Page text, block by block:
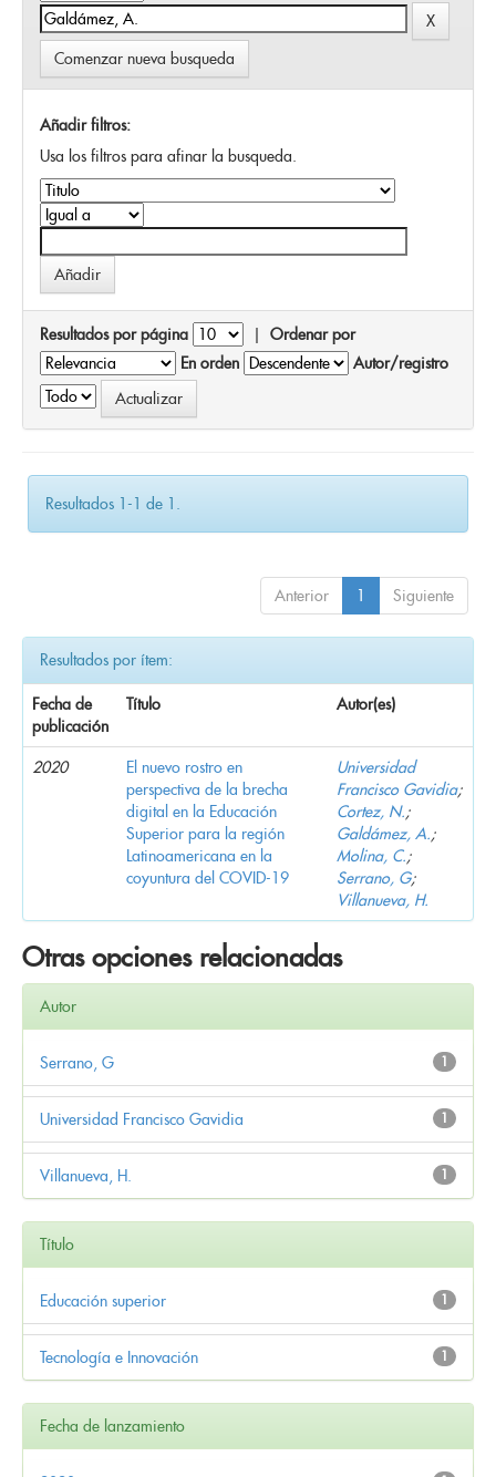
Comenzar nueva busqueda
Añadir filtros:
Usa los filtros para afinar la busqueda.
Resultados por página | Ordenar por
En orden
Autor/registro
Resultados 1-1 de 1.
Anterior 1 Siguiente
Resultados por ítem:
Fecha de
publicación
Título Autor(es)
2020
El nuevo rostro en
perspectiva de la brecha
digital en la Educación
Superior para la región
Latinoamericana en la
coyuntura del COVID-19
Universidad
Francisco Gavidia;
Cortez, N.;
Galdámez, A.;
Molina, C.;
Serrano, G;
Villanueva, H.
Otras opciones relacionadas
Autor
1
Serrano, G
1
Universidad Francisco Gavidia
1
Villanueva, H.
Título
1
Educación superior
1
Tecnología e Innovación
Fecha de lanzamiento